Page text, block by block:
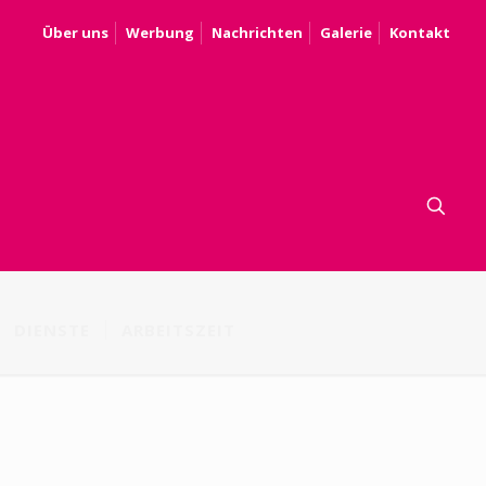
Über uns Werbung Nachrichten Galerie Kontakt